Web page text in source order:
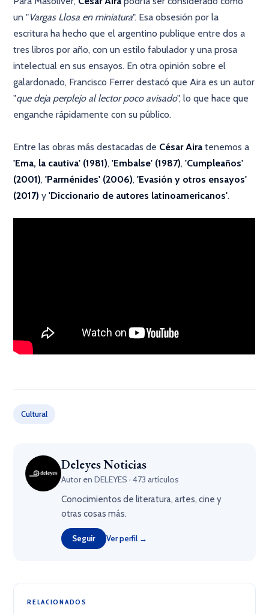
un "Vargas Llosa en miniatura". Esa obsesión por la
escritura ha hecho que el argentino publique entre dos a
tres libros por año, con un estilo fabulador y una prosa
intelectual en sus ensayos. En otra opinión sobre el
galardonado, Francisco Ferrer destacó que Aira es un autor
"que deja perplejo al lector poco avisado", lo que hace que
enganche rápidamente con su público.
Entre las obras más destacadas de César Aira tenemos a
'Ema, la cautiva' (1981), 'Embalse' (1987),'Cumpleaños'
(2001),'Parménides' (2006),'Evasión y otros ensayos'
(2017)y'Diccionario de autores latinoamericanos'.
Cultural
Deleyes Noticias
Autor en DELEYES · 473 artículos
Conocimientos de literatura, artes, cine y
otras cosas más.
Seguir Ver perfil →
RELACIONADOS